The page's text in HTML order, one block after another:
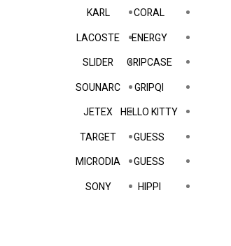
CORAL
ENERGY
GRIPCASE
GRIPQI
HELLO KITTY
GUESS
GUESS
HIPPI
KARL
LACOSTE
SLIDER
SOUNARC
JETEX
TARGET
MICRODIA
SONY